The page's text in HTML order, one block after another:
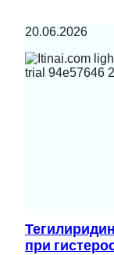
20.06.2026
при